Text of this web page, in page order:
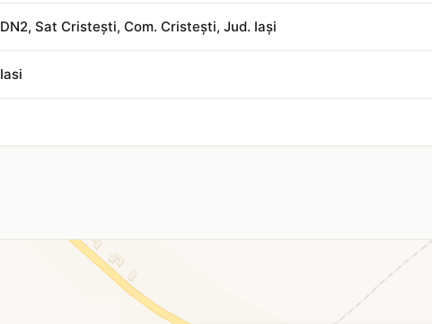
DN2, Sat Cristești, Com. Cristești, Jud. Iași
Iasi